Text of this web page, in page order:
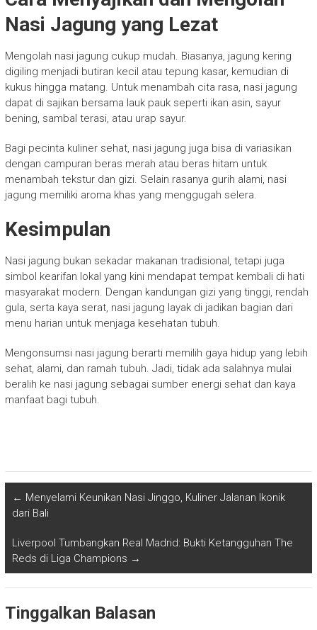
Nasi Jagung yang Lezat
Mengolah nasi jagung cukup mudah. Biasanya, jagung kering
digiling menjadi butiran kecil atau tepung kasar, kemudian di
kukus hingga matang. Untuk menambah cita rasa, nasi jagung
dapat di sajikan bersama lauk pauk seperti ikan asin, sayur
bening, sambal terasi, atau urap sayur.
Bagi pecinta kuliner sehat, nasi jagung juga bisa di variasikan
dengan campuran beras merah atau beras hitam untuk
menambah tekstur dan gizi. Selain rasanya gurih alami, nasi
jagung memiliki aroma khas yang menggugah selera.
Kesimpulan
Nasi jagung bukan sekadar makanan tradisional, tetapi juga
simbol kearifan lokal yang kini mendapat tempat kembali di hati
masyarakat modern. Dengan kandungan gizi yang tinggi, rendah
gula, serta kaya serat, nasi jagung layak di jadikan bagian dari
menu harian untuk menjaga kesehatan tubuh.
Mengonsumsi nasi jagung berarti memilih gaya hidup yang lebih
sehat, alami, dan ramah tubuh. Jadi, tidak ada salahnya mulai
beralih ke nasi jagung sebagai sumber energi sehat dan kaya
manfaat bagi tubuh.
← Menyelami Keunikan Nasi Jinggo, Kuliner Jalanan Ikonik
dari Bali
Liverpool Tumbangkan Real Madrid: Bukti Ketangguhan The
Reds di Liga Champions →
Tinggalkan Balasan